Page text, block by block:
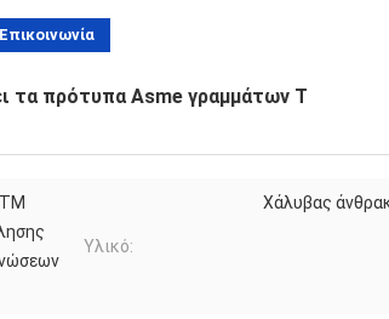
Επικοινωνία
τα πρότυπα Asme γραμμάτων Τ
Υλικό:
Χάλυβας